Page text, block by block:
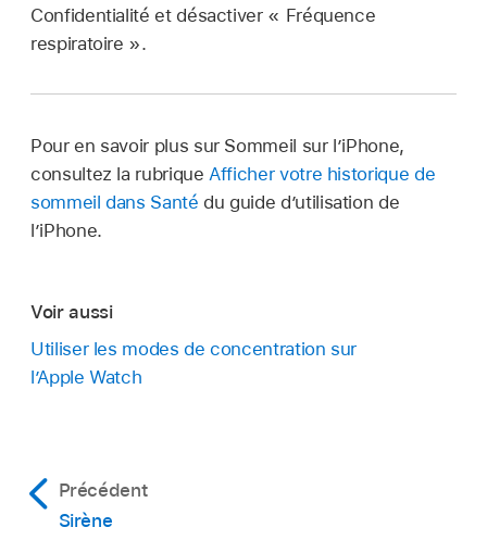
Confidentialité et désactiver « Fréquence
respiratoire ».
Pour en savoir plus sur Sommeil sur l’iPhone,
consultez la rubriqueAfficher votre historique de
sommeil dans Santé du guide d’utilisation de
l’iPhone.
Voir aussi
Utiliser les modes de concentration sur
l’Apple Watch
Précédent
Sirène